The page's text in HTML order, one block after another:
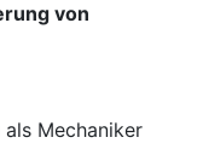
von
als Mechaniker